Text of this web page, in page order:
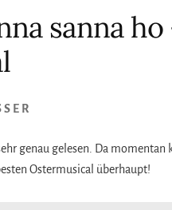
sanna ho
genau gelesen. Da
Ostermusical überhaupt!